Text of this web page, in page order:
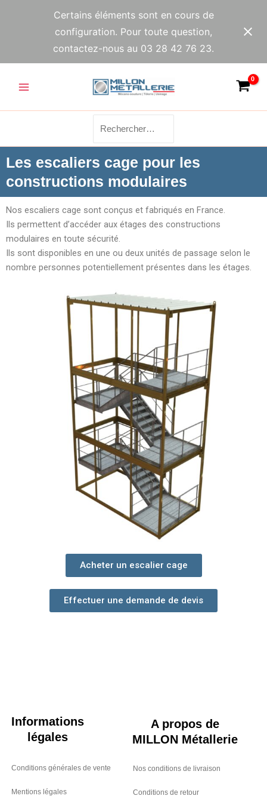
Certains éléments sont en cours de
configuration. Pour toute question,
contactez-nous au 03 28 42 76 23.
Les escaliers cage pour les
constructions modulaires
Nos escaliers cage sont conçus et fabriqués en France.
Ils permettent d’accéder aux étages des constructions
modulaires en toute sécurité.
Ils sont disponibles en une ou deux unités de passage selon le
nombre personnes potentiellement présentes dans les étages.
Acheter un escalier cage
Effectuer une demande de devis
Informations
légales
Conditions générales de vente
Mentions légales
A propos de
MILLON Métallerie
Nos conditions de livraison
Conditions de retour